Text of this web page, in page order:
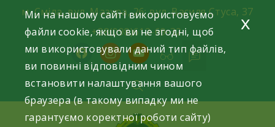
content
м. Сміла, вул. Мазура, 26; вул. Василя Стуса, 37
+38(098)612-69-32.
facebookinstagram
youtube
Ми на нашому сайті використовуємо
файли cookie, якщо ви не згодні, щоб
ми використовували даний тип файлів,
ви повинні відповідним чином
встановити налаштування вашого
браузера (в такому випадку ми не
гарантуємо коректної роботи сайту)
x